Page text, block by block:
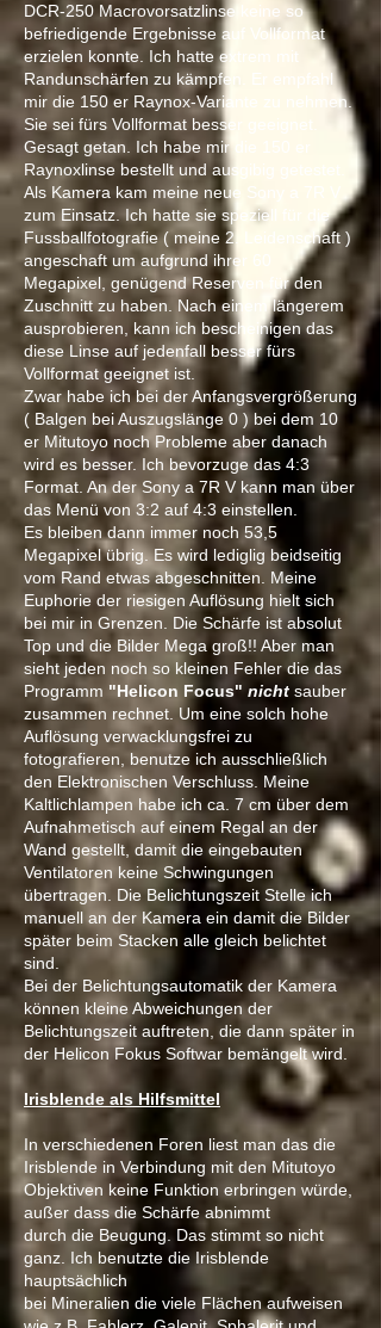
DCR-250 Macrovorsatzlinse keine so
befriedigende Ergebnisse auf Vollformat
erzielen konnte. Ich hatte extrem mit
Randunschärfen zu kämpfen. Er empfahl
mir die 150 er Raynox-Variante zu nehmen.
Sie sei fürs Vollformat besser geeignet.
Gesagt getan. Ich habe mir die 150 er
Raynoxlinse bestellt und ausgibig getestet.
Als Kamera kam meine neue Sony a 7R V
zum Einsatz. Ich hatte sie speziell für die
Fussballfotografie ( meine 2. Leidenschaft )
angeschaft um aufgrund ihrer 60
Megapixel, genügend Reserven für den
Zuschnitt zu haben. Nach einem längerem
ausprobieren, kann ich bescheinigen das
diese Linse auf jedenfall besser fürs
Vollformat geeignet ist.
Zwar habe ich bei der Anfangsvergrößerung
( Balgen bei Auszugslänge 0 ) bei dem 10
er Mitutoyo noch Probleme aber danach
wird es besser. Ich bevorzuge das 4:3
Format. An der Sony a 7R V kann man über
das Menü von 3:2 auf 4:3 einstellen.
Es bleiben dann immer noch 53,5
Megapixel übrig. Es wird lediglig beidseitig
vom Rand etwas abgeschnitten. Meine
Euphorie der riesigen Auflösung hielt sich
bei mir in Grenzen. Die Schärfe ist absolut
Top und die Bilder Mega groß!! Aber man
sieht jeden noch so kleinen Fehler die das
Programm "Helicon Focus" nicht sauber
zusammen rechnet. Um eine solch hohe
Auflösung verwacklungsfrei zu
fotografieren, benutze ich ausschließlich
den Elektronischen Verschluss. Meine
Kaltlichlampen habe ich ca. 7 cm über dem
Aufnahmetisch auf einem Regal an der
Wand gestellt, damit die eingebauten
Ventilatoren keine Schwingungen
übertragen. Die Belichtungszeit Stelle ich
manuell an der Kamera ein damit die Bilder
später beim Stacken alle gleich belichtet
sind.
Bei der Belichtungsautomatik der Kamera
können kleine Abweichungen der
Belichtungszeit auftreten, die dann später in
der Helicon Fokus Softwar bemängelt wird.
Irisblende als Hilfsmittel
In verschiedenen Foren liest man das die
Irisblende in Verbindung mit den Mitutoyo
Objektiven keine Funktion erbringen würde,
außer dass die Schärfe abnimmt
durch die Beugung. Das stimmt so nicht
ganz. Ich benutzte die Irisblende
hauptsächlich
bei Mineralien die viele Flächen aufweisen